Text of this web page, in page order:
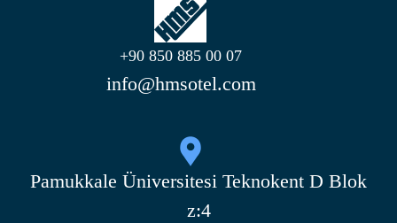
+90 850 885 00 07
info@hmsotel.com
Pamukkale Üniversitesi Teknokent D Blok
z:4